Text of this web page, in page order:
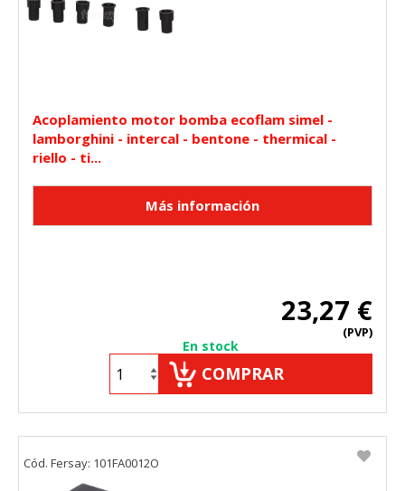
Acoplamiento motor bomba ecoflam simel -
lamborghini - intercal - bentone - thermical -
riello - ti...
23,27 €
(PVP)
En stock
COMPRAR
Cód. Fersay: 101FA0012O